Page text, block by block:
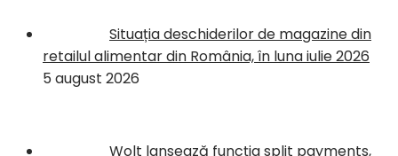
Situația deschiderilor de magazine din
retailul alimentar din România, în luna iulie 2026
5 august 2026
Wolt lansează funcția split payments,